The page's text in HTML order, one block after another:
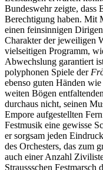
Bundeswehr zeigte, dass
Berechtigung haben. Mit
einen feinsinnigen
Charakter der jeweiligen
vielseitigen Programm,
Abwechslung garantiert
polyphonen Spiele der
ebenso guten Händen
weiten Bögen entfaltenden
durchaus nicht, seinen
Empore aufgestellten
Festmusik eine gewisse
er sorgsam jeden
des Orchesters, das zum
auch einer Anzahl
Straussschen